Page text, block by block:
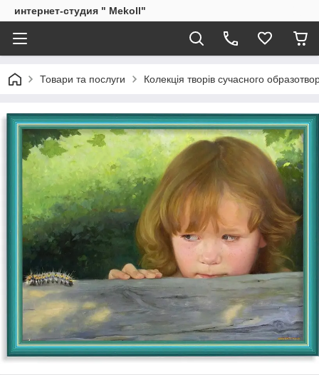
интернет-студия " Mekoll"
Товари та послуги Колекція творів сучасного